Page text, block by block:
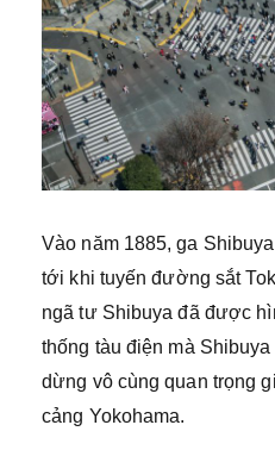
Vào năm 1885, ga
tới khi tuyến đường sắt
ngã tư Shibuya đã được
thống tàu điện mà
dừng vô cùng quan trọng
cảng Yokohama.